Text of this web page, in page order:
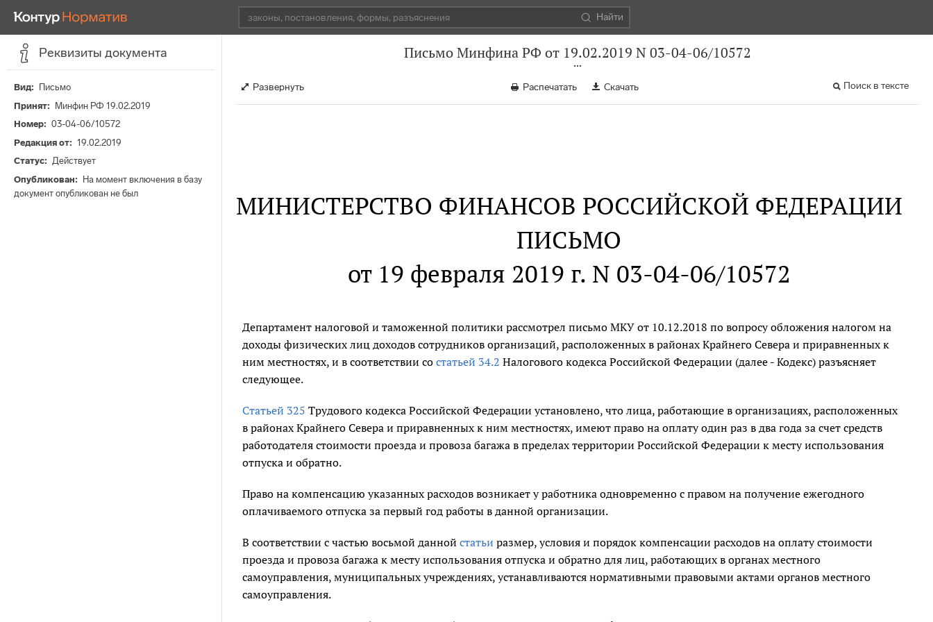
Найти
Реквизиты документа
Вид
Письмо
Принят
Минфин РФ 19.02.2019
Номер
03-04-06/10572
Редакция от
19.02.2019
Статус
Действует
Опубликован
На момент включения в базу
документ опубликован не был
Письмо Минфина РФ от 19.02.2019 N 03-04-06/10572
Развернуть Распечатать Скачать Поиск в тексте
МИНИСТЕРСТВО ФИНАНСОВ РОССИЙСКОЙ ФЕДЕРАЦИИ
ПИСЬМО
от 19 февраля 2019 г. N 03-04-06/10572
Департамент налоговой и таможенной политики рассмотрел письмо МКУ от 10.12.2018 по вопросу обложения налогом на
доходы физических лиц доходов сотрудников организаций, расположенных в районах Крайнего Севера и приравненных к
ним местностях, и в соответствии со статьей 34.2 Налогового кодекса Российской Федерации (далее - Кодекс) разъясняет
следующее.
Статьей 325 Трудового кодекса Российской Федерации установлено, что лица, работающие в организациях, расположенных
в районах Крайнего Севера и приравненных к ним местностях, имеют право на оплату один раз в два года за счет средств
работодателя стоимости проезда и провоза багажа в пределах территории Российской Федерации к месту использования
отпуска и обратно.
Право на компенсацию указанных расходов возникает у работника одновременно с правом на получение ежегодного
оплачиваемого отпуска за первый год работы в данной организации.
В соответствии с частью восьмой данной статьи размер, условия и порядок компенсации расходов на оплату стоимости
проезда и провоза багажа к месту использования отпуска и обратно для лиц, работающих в органах местного
самоуправления, муниципальных учреждениях, устанавливаются нормативными правовыми актами органов местного
самоуправления.